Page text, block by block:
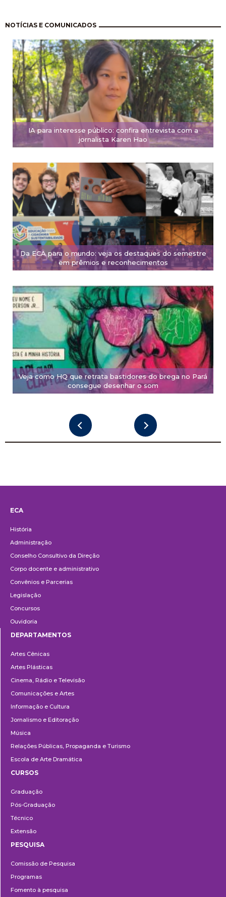
NOTÍCIAS E COMUNICADOS
IA para interesse público: confira entrevista com a
jornalista Karen Hao
Da ECA para o mundo: veja os destaques do semestre
em prêmios e reconhecimentos
Veja como HQ que retrata bastidores do brega no Pará
consegue desenhar o som
Paginação
ECA
História
Administração
Conselho Consultivo da Direção
Corpo docente e administrativo
Convênios e Parcerias
Legislação
Concursos
Ouvidoria
DEPARTAMENTOS
Artes Cênicas
Artes Plásticas
Cinema, Rádio e Televisão
Comunicações e Artes
Informação e Cultura
Jornalismo e Editoração
Música
Relações Públicas, Propaganda e Turismo
Escola de Arte Dramática
CURSOS
Graduação
Pós-Graduação
Técnico
Extensão
PESQUISA
Comissão de Pesquisa
Programas
Fomento à pesquisa